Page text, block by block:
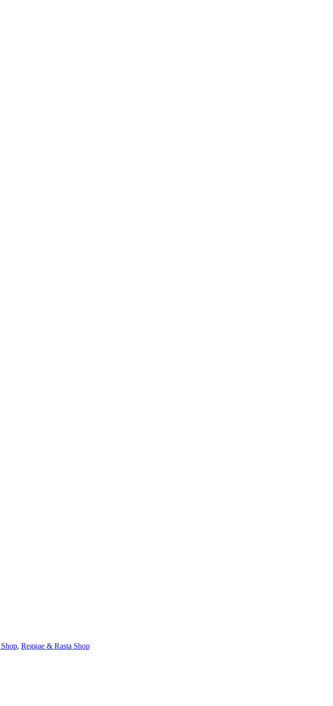
, Reggae & Rasta Shop